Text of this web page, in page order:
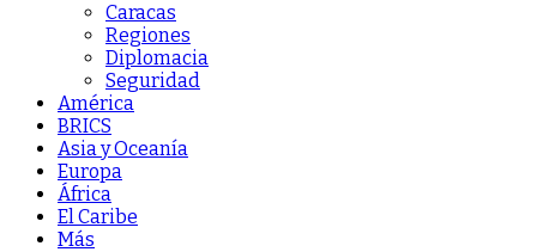
Caracas
Regiones
Diplomacia
Seguridad
América
BRICS
Asia y Oceanía
Europa
África
El Caribe
Más